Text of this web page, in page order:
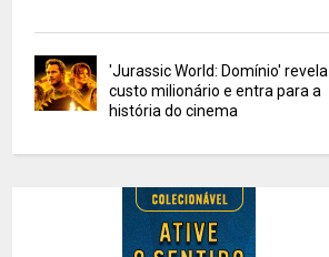
'Jurassic World: Domínio' revela
custo milionário e entra para a
história do cinema